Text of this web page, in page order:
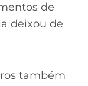
de
deixou de
também